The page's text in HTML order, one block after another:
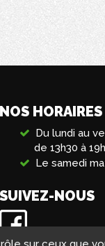
NOS HORAIRES
Du lundi au
de 13h30 à
Le samedi
SUIVEZ-NOUS